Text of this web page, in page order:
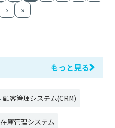
› »
もっと見る
顧客管理システム(CRM)
在庫管理システム